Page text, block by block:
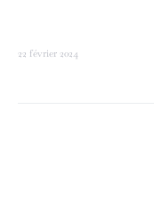
22 février 2024